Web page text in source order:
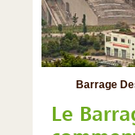
Barrage
Le